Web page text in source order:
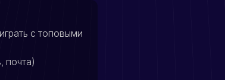
с топовыми
почта)